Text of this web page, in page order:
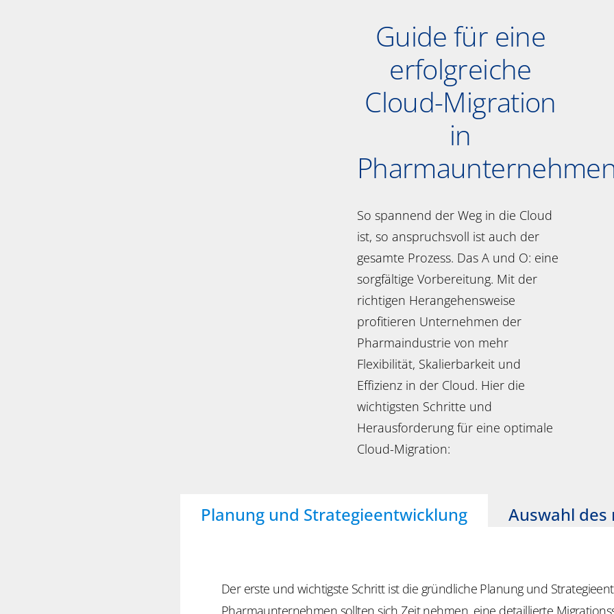
Guide für eine
erfolgreiche
Cloud-Migration
in
So spannend der Weg in die Cloud
ist, so anspruchsvoll ist auch der
gesamte Prozess. Das A und O: eine
sorgfältige Vorbereitung. Mit der
richtigen Herangehensweise
profitieren Unternehmen der
Pharmaindustrie von mehr
Flexibilität, Skalierbarkeit und
Effizienz in der Cloud. Hier die
wichtigsten Schritte und
Herausforderung für eine optimale
Cloud-Migration:
Planung und Strategieentwicklung Auswahl
Der erste und wichtigste Schritt ist die gründliche Planung und
Pharmaunternehmen sollten sich Zeit nehmen, eine detaillierte